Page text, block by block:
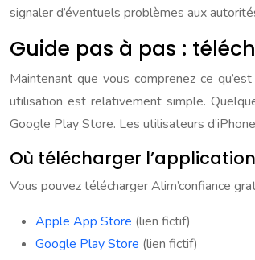
signaler d’éventuels problèmes aux
Guide pas à pas :
Maintenant que vous comprenez ce
utilisation est relativement simple.
Google Play Store. Les utilisateurs
Où télécharger
Vous pouvez télécharger Alim’confiance
Apple App Store (lien fictif)
Google Play Store (lien fictif)